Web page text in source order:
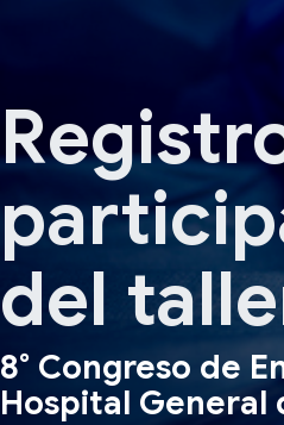
del
8° Congreso de
Hospital General